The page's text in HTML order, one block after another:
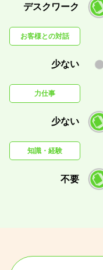
デスクワーク
お客様との対話
少ない
力仕事
少ない
知識・経験
不要